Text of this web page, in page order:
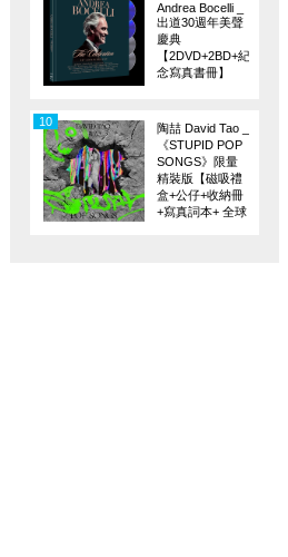
Andrea Bocelli _
出道30週年美聲
慶典
【2DVD+2BD+紀
念寫真書冊】
陶喆 David Tao _
《STUPID POP
SONGS》限量
精裝版【磁吸禮
盒+公仔+收納冊
+寫真詞本+ 全球
10